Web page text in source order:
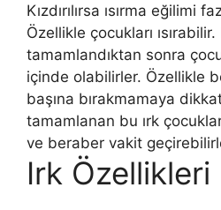
Kızdırılırsa ısırma eğilimi
Özellikle çocukları
tamamlandıktan sonra
içinde olabilirler. Özellikle
başına bırakmamaya
tamamlanan bu ırk
ve beraber vakit
Irk Özellikleri